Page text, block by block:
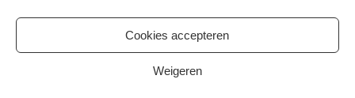
Cookies accepteren
Weigeren
Meld je aan voor de nieuwsbrief
Email